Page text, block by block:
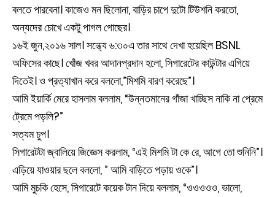
বলতে পারবেনা। কাজেও মন ছিলোনা, বাড়ির চাপে দুটো টিউশনি করতো,
অন্যদের চোখে একটু পাগল গোছের।
১৬ই জুন,২০১৬ সাল। সন্ধ্যে ৬:৩০এ তার সাথে দেখা হয়েছিল BSNL
অফিসের কাছে। খোঁজ খবর আদানপ্রদান হলো, সিগারেটের কাউন্টার এগিয়ে
দিতেই। ও প্রত্যাখান করে বললো,”মিশমি বারণ করেছে”।
আমি ইয়ার্কি মেরে হাসলাম বললাম, “উন্নতমানের গাঁজা খাচ্ছিস নাকি না প্রেমে
ট্রেমে পড়লি?”
সত্যম চুপ।
সিগারেটটা জ্বালিয়ে জিজ্ঞেস করলাম, “এই মিশমি টা কে রে, আগে তো শুনিনি”।
এড়িয়ে যাওয়ার ছলে বললো, ” আমি বাড়িতে পড়ায় ওকে”।
আমি মুচকি হেসে, সিগারেটে কয়েক টান দিয়ে বললাম, “ওওওওও, ভালো,